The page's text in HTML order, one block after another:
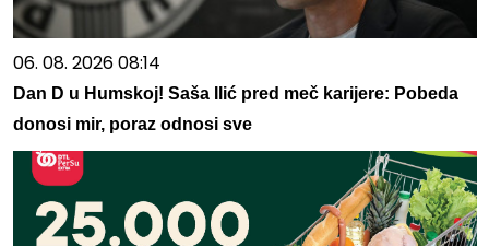
06. 08. 2026 08:14
Dan D u Humskoj! Saša Ilić pred meč karijere: Pobeda
donosi mir, poraz odnosi sve